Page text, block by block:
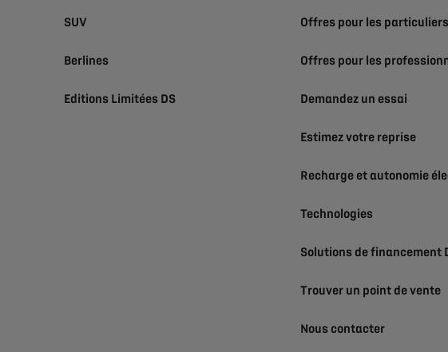
SUV
Berlines
Editions Limitées DS
Offres pour les particuliers
Offres pour les
Demandez un essai
Estimez votre reprise
Recharge et autonomie
Technologies
Solutions de financement
Trouver un point de vente
Nous contacter